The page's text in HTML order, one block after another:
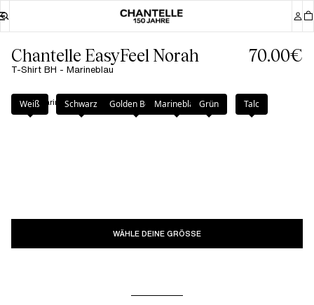
Chantelle EasyFeel Norah
T-Shirt BH - Marineblau
70.00€
Farbe:Marineblau
Weiß Schwarz Golden BeigeMarineblau Grün Talc
WÄHLE DEINE GRÖSSE